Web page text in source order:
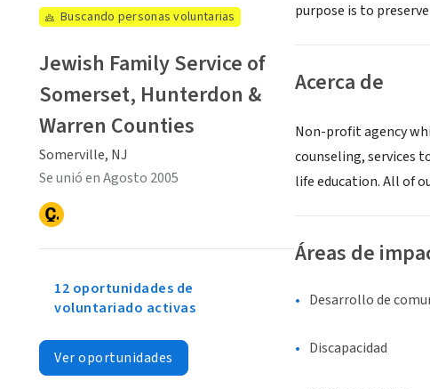
purpose is to
Acerca de
Non-profit agency
counseling, services
life education. All of
Áreas de
Desarrollo de
Discapacidad
Buscando personas voluntarias
Jewish Family Service of
Somerset, Hunterdon &
Warren Counties
Somerville, NJ
Se unió en Agosto 2005
12 oportunidades de
voluntariado activas
Ver oportunidades